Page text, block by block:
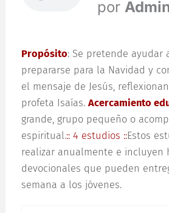
por
Propósito: Se pretende ayudar
prepararse para la Navidad y
el mensaje de Jesús,
profeta Isaías.Acercamiento
grande, grupo pequeño o
espiritual.:: 4 estudios ::Estos
realizar anualmente e incluyen
devocionales que pueden
semana a los jóvenes.